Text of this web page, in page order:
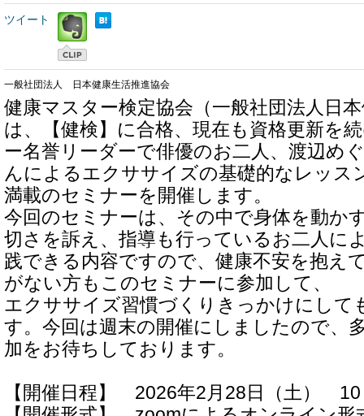
ツイート
一般社団法人 日本健康生活推進協会
健康マスター検定協会（一般社団法人日
は、【健検】に合格、現在も資格更新を
ー名誉リーダーで俳優のお二人、渡辺め
んによるエクササイズの基礎的なレッス
満載のセミナーを開催します。
今回のセミナーは、その中で身体を動か
切さを訴え、指導も行っているお二人に
践できる内容ですので、健康不安を抱え
がない方もこのセミナーに参加して、
エクササイズ習慣づくりきっかけにして
す。今回は週末の開催にしましたので、
加をお待ちしております。
【開催日程】 2026年2月28日（土） 10